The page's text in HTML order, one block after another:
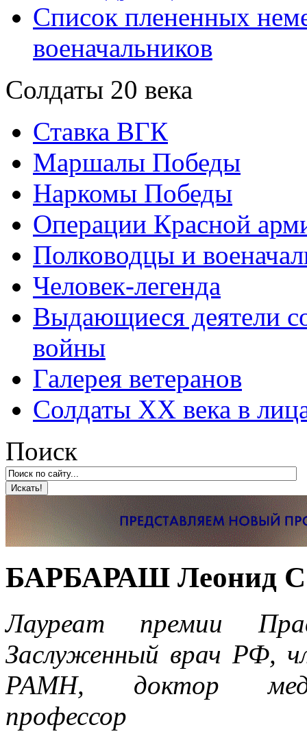
Список плененных
военачальников
Солдаты 20 века
Ставка ВГК
Маршалы Победы
Наркомы Победы
Операции Красной
Полководцы и
Человек-легенда
Выдающиеся деятели
войны
Галерея ветеранов
Солдаты XX века в
Поиск
БАРБАРАШ Леонид
Лауреат премии
Заслуженный врач РФ,
РАМН, доктор
профессор